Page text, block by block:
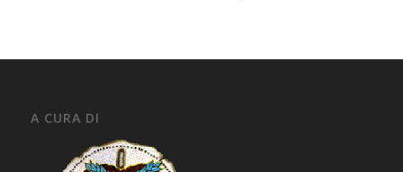
A CURA DI